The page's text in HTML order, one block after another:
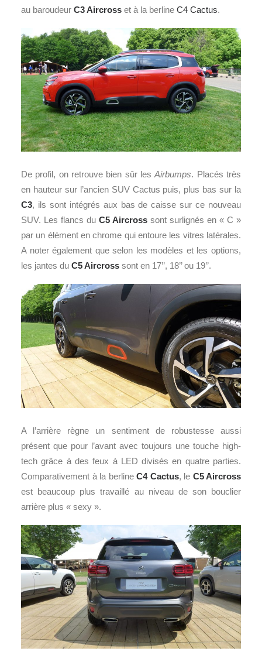
au baroudeur C3 Aircross et à la berline C4 Cactus.
De profil, on retrouve bien sûr lesAirbumps. Placés très
en hauteur sur l’ancien SUV Cactus puis, plus bas sur la
C3, ils sont intégrés aux bas de caisse sur ce nouveau
SUV. Les flancs du C5 Aircross sont surlignés en « C »
par un élément en chrome qui entoure les vitres latérales.
A noter également que selon les modèles et les options,
les jantes du C5 Aircross sont en 17’’, 18’’ ou 19’’.
A l’arrière règne un sentiment de robustesse aussi
présent que pour l’avant avec toujours une touche high-
tech grâce à des feux à LED divisés en quatre parties.
Comparativement à la berline C4 Cactus, le C5 Aircross
est beaucoup plus travaillé au niveau de son bouclier
arrière plus « sexy ».